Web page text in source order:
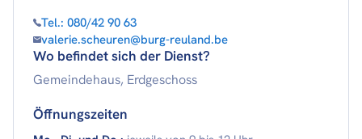
Tel.: 080/42 90 63
valerie.scheuren@burg-reuland.be
Wo befindet sich der Dienst?
Gemeindehaus, Erdgeschoss
Öffnungszeiten